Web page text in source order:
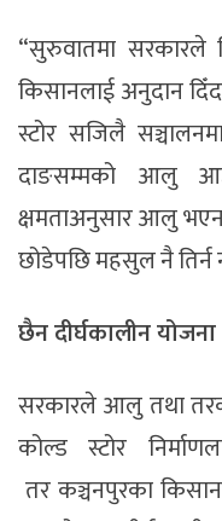
“सुरुवातमा सरकारले
किसानलाई अनुदान
स्टोर सजिलै
दाङसम्मको आलु
क्षमताअनुसार आलु
छोडेपछि महसुल नै
छैनदीर्घकालीनयोजना
सरकारले आलु तथा
कोल्ड स्टोर
तर कञ्चनपुरका